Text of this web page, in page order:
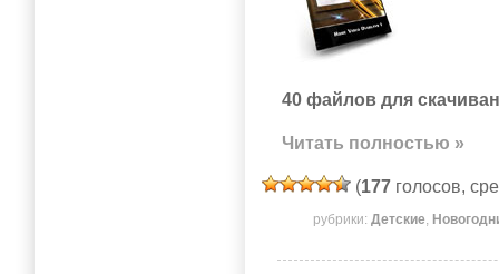
40 файлов для
Читать полностью »
(177 голосов,
рубрики:Детские